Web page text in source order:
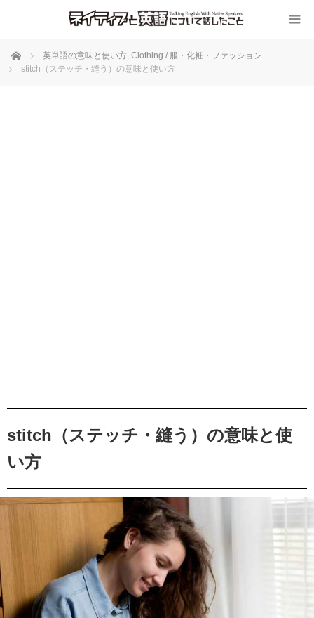
ホーム 英単語の意味と使い方, Clothing / 服・化粧・ファッション
stitch（ステッチ・縫う）の意味と使い方
stitch（ステッチ・縫う）の意味と使
い方